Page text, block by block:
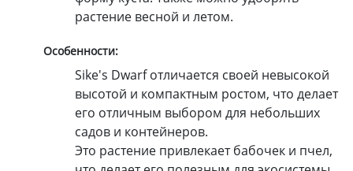
растение весной и летом.
Особенности:
Sike's Dwarf отличается своей невысокой
высотой и компактным ростом, что делает
его отличным выбором для небольших
садов и контейнеров.
Это растение привлекает бабочек и пчел,